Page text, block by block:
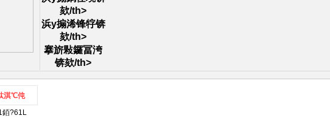
欬/th>
浜у搧浠锋牸锛
欬/th>
搴旂敤鑼冨洿
锛欬/th>
淇℃伅
銆?61L